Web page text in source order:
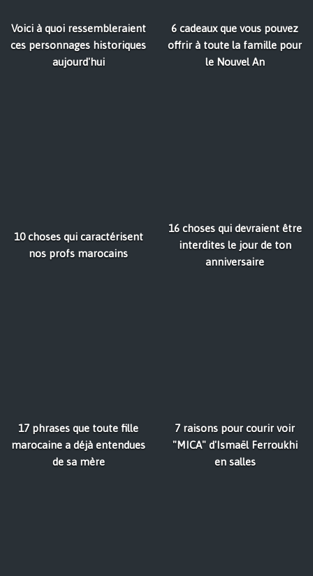
Voici à quoi ressembleraient
ces personnages historiques
aujourd'hui
6 cadeaux que vous pouvez
offrir à toute la famille pour
le Nouvel An
10 choses qui caractérisent
nos profs marocains
16 choses qui devraient être
interdites le jour de ton
anniversaire
17 phrases que toute fille
marocaine a déjà entendues
de sa mère
7 raisons pour courir voir
"MICA" d'Ismaël Ferroukhi
en salles